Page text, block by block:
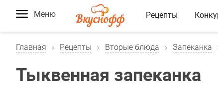
Меню Рецепты
Главная Рецепты Вторые блюда Запеканка
Тыквенная запеканка